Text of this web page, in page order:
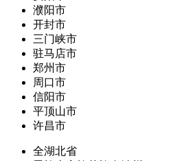
濮阳市
开封市
三门峡市
驻马店市
郑州市
周口市
信阳市
平顶山市
许昌市
全湖北省